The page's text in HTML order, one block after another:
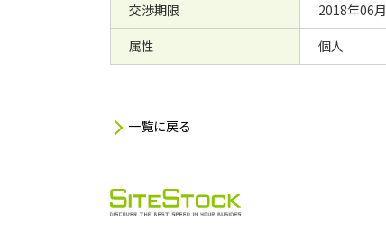
交渉期限
2018年06月
属性
個人
一覧に戻る